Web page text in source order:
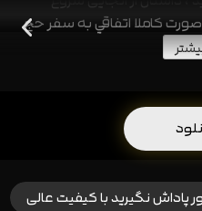
كاملا اتفاقي به سفر حج